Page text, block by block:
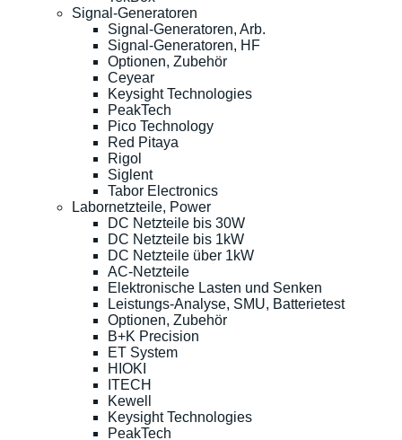
Signal-Generatoren
Signal-Generatoren, Arb.
Signal-Generatoren, HF
Optionen, Zubehör
Ceyear
Keysight Technologies
PeakTech
Pico Technology
Red Pitaya
Rigol
Siglent
Tabor Electronics
Labornetzteile, Power
DC Netzteile bis 30W
DC Netzteile bis 1kW
DC Netzteile über 1kW
AC-Netzteile
Elektronische Lasten und Senken
Leistungs-Analyse, SMU, Batterietest
Optionen, Zubehör
B+K Precision
ET System
HIOKI
ITECH
Kewell
Keysight Technologies
PeakTech